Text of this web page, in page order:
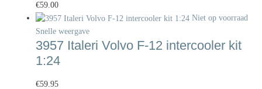
€59.00
Niet op voorraad
Snelle weergave
3957 Italeri Volvo F-12 intercooler kit
1:24
€59.95